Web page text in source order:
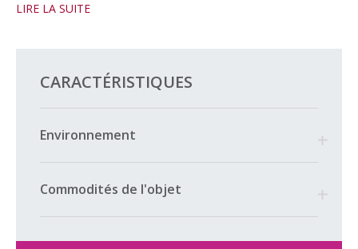
Merci de bien vouloir effectuer votre candidature en ligne.
LIRE LA SUITE
CARACTÉRISTIQUES
Environnement
Commodités de l'objet